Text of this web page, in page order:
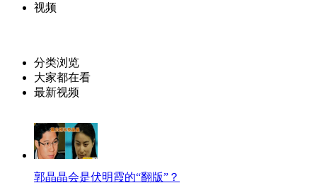
视频
分类浏览
大家都在看
最新视频
郭晶晶会是伏明霞的“翻版”？